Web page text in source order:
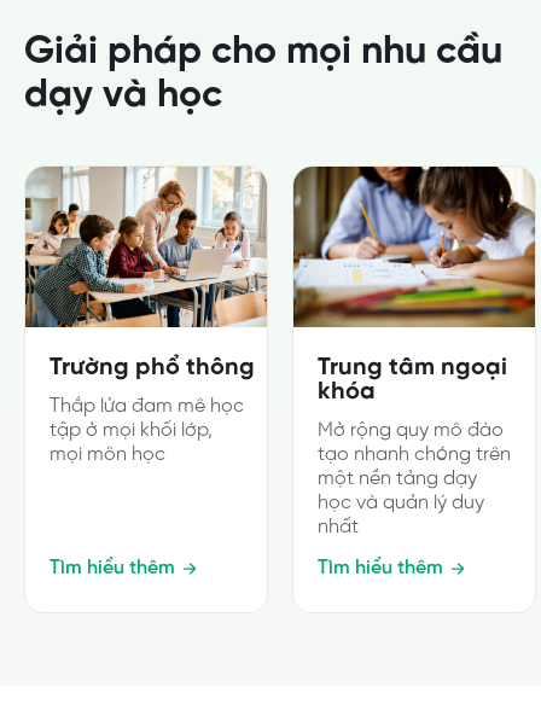
Giải pháp cho mọi nhu cầu
dạy và học
Trường phổ thông
Thắp lửa đam mê học
tập ở mọi khối lớp,
mọi môn học
Tìm hiểu thêm
Trung tâm ngoại
khóa
Mở rộng quy mô đào
tạo nhanh chóng trên
một nền tảng dạy
học và quản lý duy
nhất
Tìm hiểu thêm